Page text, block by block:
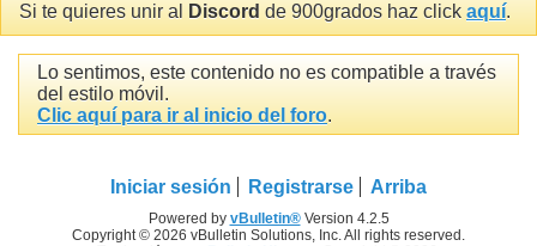
Si te quieres unir al Discord de 900grados haz click aquí.
Lo sentimos, este contenido no es compatible a través
del estilo móvil.
Clic aquí para ir al inicio del foro.
Iniciar sesión Registrarse Arriba
Powered by vBulletin®Version 4.2.5
Copyright © 2026 vBulletin Solutions, Inc. All rights reserved.